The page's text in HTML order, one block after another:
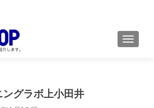
グラボ上小田井